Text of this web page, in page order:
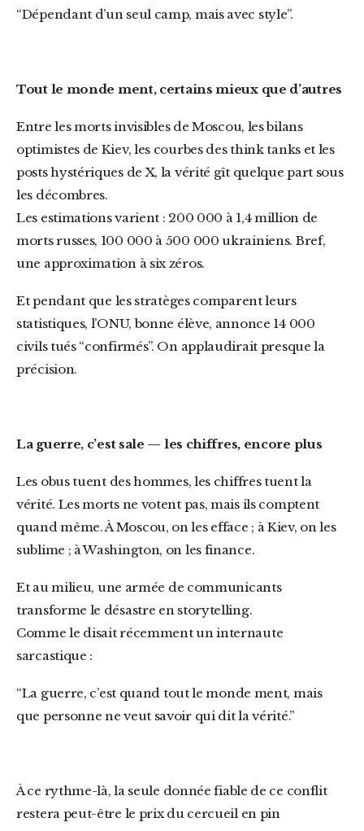
“Dépendant d’un seul camp, mais avec style”.
Tout le monde ment, certains mieux que d’autres
Entre les morts invisibles de Moscou, les bilans
optimistes de Kiev, les courbes des think tanks et les
posts hystériques de X, la vérité gît quelque part sous
les décombres.
Les estimations varient : 200 000 à 1,4 million de
morts russes, 100 000 à 500 000 ukrainiens. Bref,
une approximation à six zéros.
Et pendant que les stratèges comparent leurs
statistiques, l’ONU, bonne élève, annonce 14 000
civils tués “confirmés”. On applaudirait presque la
précision.
La guerre, c’est sale — les chiffres, encore plus
Les obus tuent des hommes, les chiffres tuent la
vérité. Les morts ne votent pas, mais ils comptent
quand même. À Moscou, on les efface ; à Kiev, on les
sublime ; à Washington, on les finance.
Et au milieu, une armée de communicants
transforme le désastre en storytelling.
Comme le disait récemment un internaute
sarcastique :
“La guerre, c’est quand tout le monde ment, mais
que personne ne veut savoir qui dit la vérité.”
À ce rythme-là, la seule donnée fiable de ce conflit
restera peut-être le prix du cercueil en pin